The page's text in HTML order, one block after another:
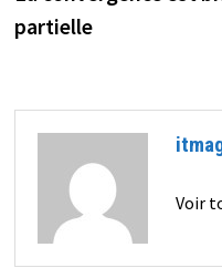
de
l’article
partielle
Voir